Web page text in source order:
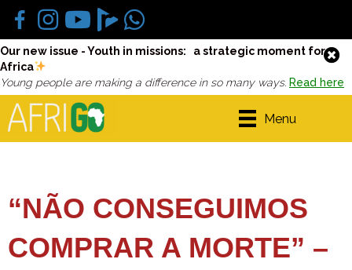
Our new issue - Youth in missions: a strategic moment for
Africa
Young people are making a difference in so many ways. Read here
Menu
“NÃO CONSEGUIMOS
COMPRAR A MORTE” –